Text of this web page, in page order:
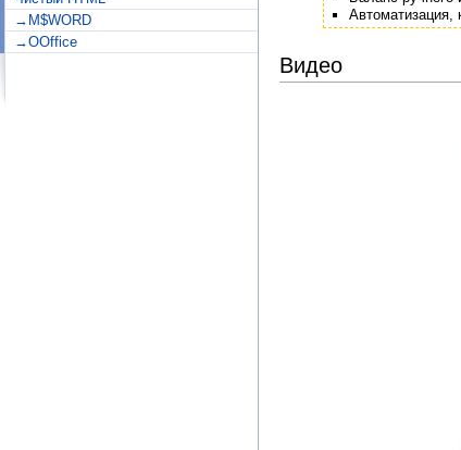
→M$WORD
→OOffice
Автоматизация,
Видео